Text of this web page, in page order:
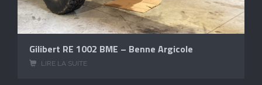
Gilibert RE 1002 BME – Benne Argicole
LIRE LA SUITE